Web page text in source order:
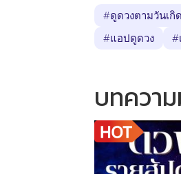
#ดูดวงตามวันเกิด
#แอปดูดวง
#
บทควา